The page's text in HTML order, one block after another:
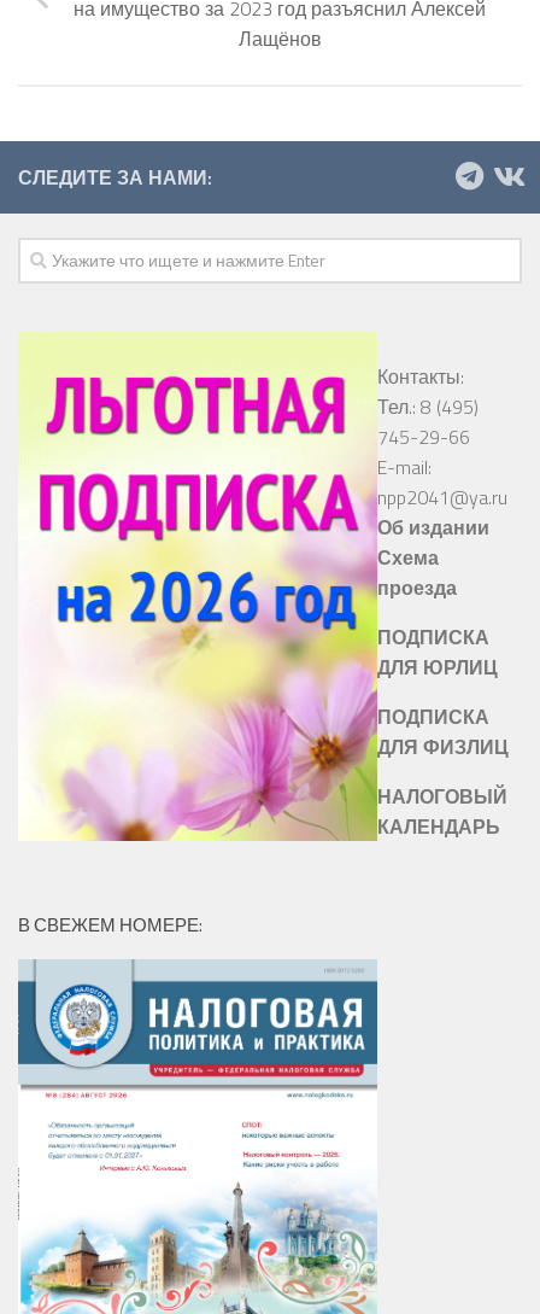
на имущество за 2023 год разъяснил Алексей
Лащёнов
СЛЕДИТЕ ЗА НАМИ:
Контакты:
Тел.: 8 (495)
745-29-66
E-mail:
npp2041@ya.ru
Об издании
Схема
проезда
ПОДПИСКА
ДЛЯ ЮРЛИЦ
ПОДПИСКА
ДЛЯ ФИЗЛИЦ
НАЛОГОВЫЙ
КАЛЕНДАРЬ
В СВЕЖЕМ НОМЕРЕ: